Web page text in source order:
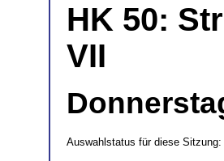
HK 50:
VII
Auswahlstatus für diese Sitzung: